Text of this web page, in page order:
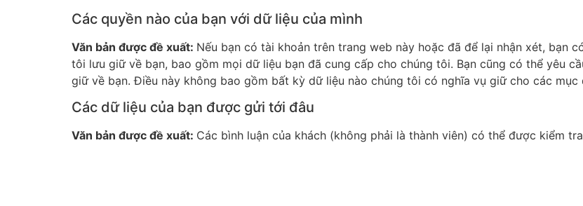
Các quyền nào của bạn với dữ liệu của mình
Văn bản được đề xuất: Nếu bạn có tài khoản trên trang web này hoặc đã để lại nhận xét, bạn
tôi lưu giữ về bạn, bao gồm mọi dữ liệu bạn đã cung cấp cho chúng tôi. Bạn cũng có thể yêu
giữ về bạn. Điều này không bao gồm bất kỳ dữ liệu nào chúng tôi có nghĩa vụ giữ cho các mục
Các dữ liệu của bạn được gửi tới đâu
Văn bản được đề xuất: Các bình luận của khách (không phải là thành viên) có thể được kiểm